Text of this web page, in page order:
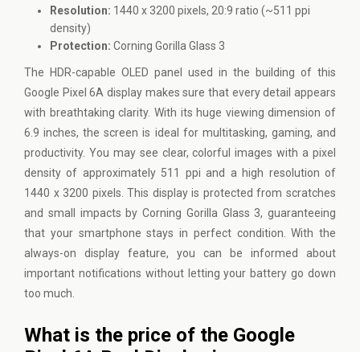
Resolution: 1440 x 3200 pixels, 20:9 ratio (~511 ppi
density)
Protection: Corning Gorilla Glass 3
The HDR-capable OLED panel used in the building of this
Google Pixel 6A display makes sure that every detail appears
with breathtaking clarity. With its huge viewing dimension of
6.9 inches, the screen is ideal for multitasking, gaming, and
productivity. You may see clear, colorful images with a pixel
density of approximately 511 ppi and a high resolution of
1440 x 3200 pixels. This display is protected from scratches
and small impacts by Corning Gorilla Glass 3, guaranteeing
that your smartphone stays in perfect condition. With the
always-on display feature, you can be informed about
important notifications without letting your battery go down
too much.
What is the price of the Google